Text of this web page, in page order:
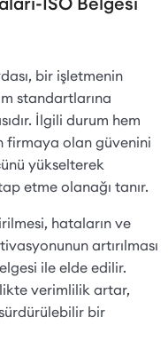
bir işletmenin
standartlarına
İlgili durum hem
firmaya olan güvenini
yükselterek
etme olanağı tanır.
hataların ve
artırılması
ile elde edilir.
verimlilik artar,
bir